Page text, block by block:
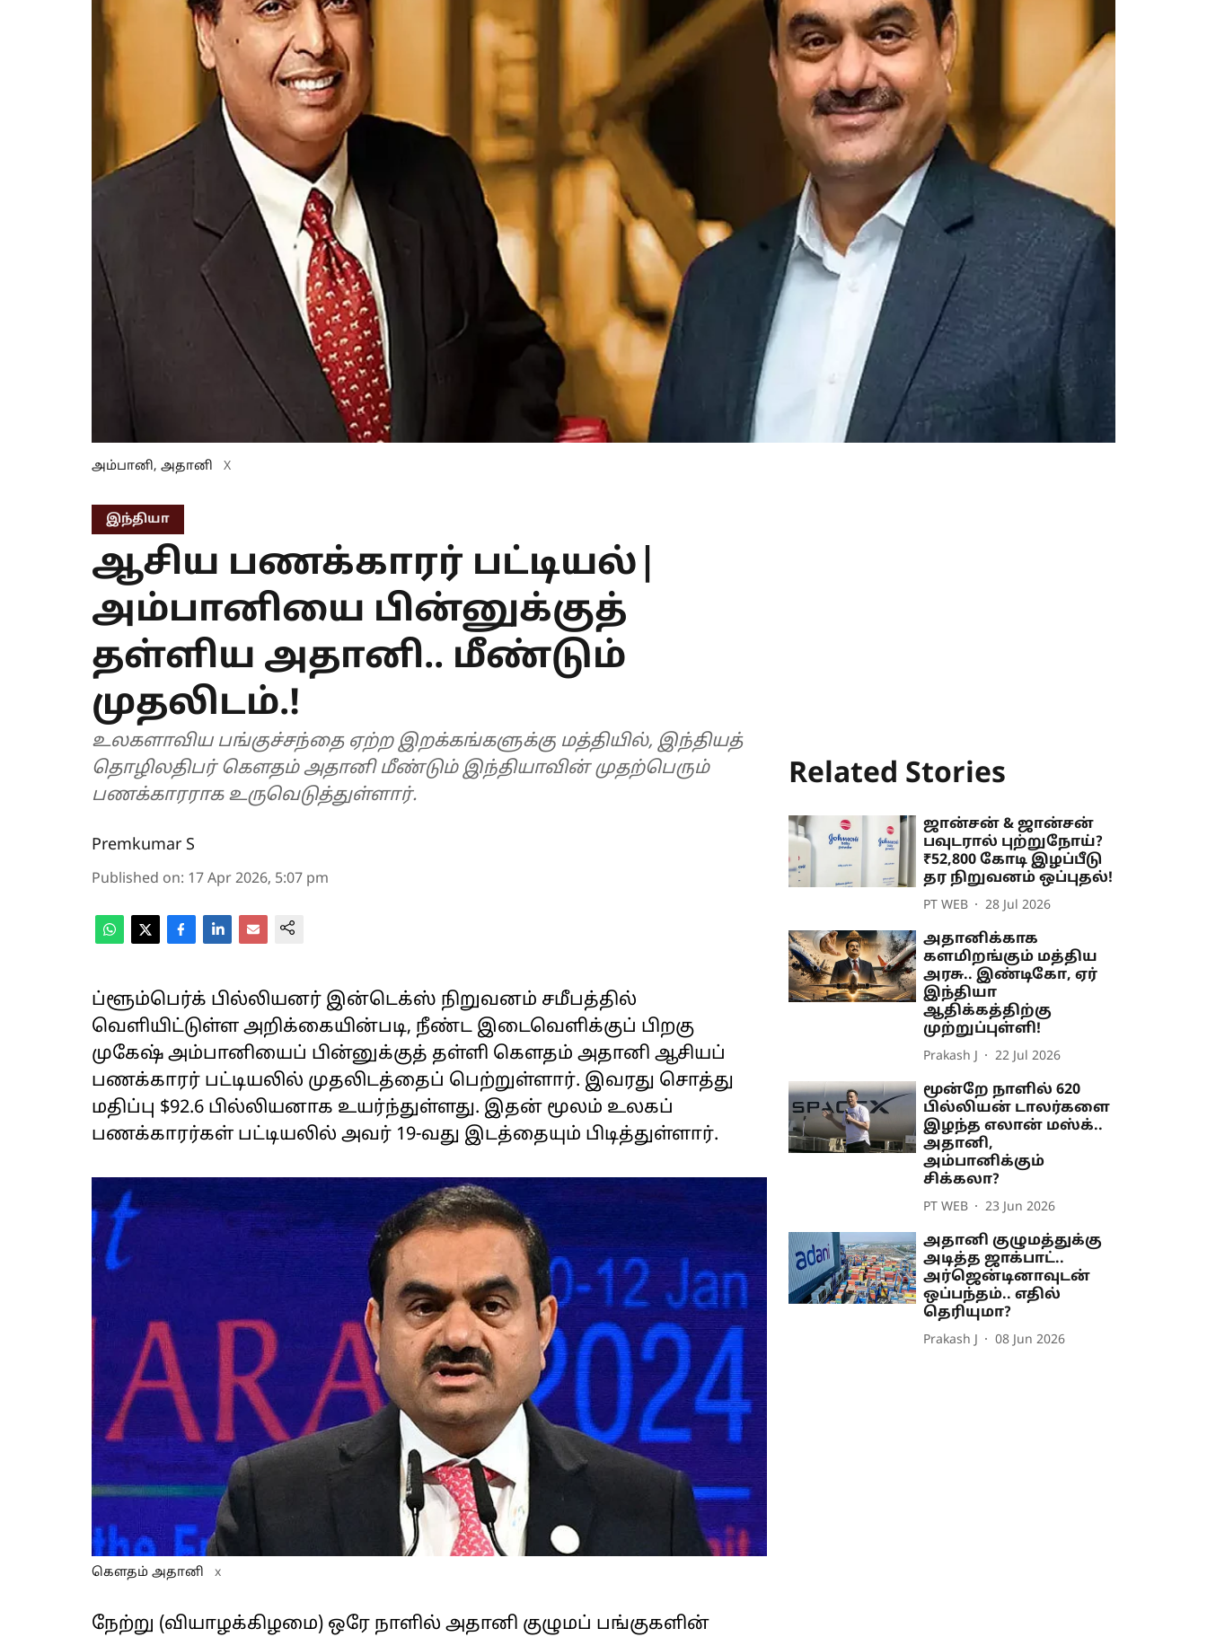
அம்பானி, அதானி X
இந்தியா
ஆசிய பணக்காரர் பட்டியல்|
அம்பானியை பின்னுக்குத்
தள்ளிய அதானி.. மீண்டும்
முதலிடம்.!
உலகளாவிய பங்குச்சந்தை ஏற்ற இறக்கங்களுக்கு மத்தியில், இந்தியத்
தொழிலதிபர் கௌதம் அதானி மீண்டும் இந்தியாவின் முதற்பெரும்
பணக்காரராக உருவெடுத்துள்ளார்.
Premkumar S
Published on: 17 Apr 2026, 5:07 pm
ப்ளூம்பெர்க் பில்லியனர் இன்டெக்ஸ் நிறுவனம் சமீபத்தில்
வெளியிட்டுள்ள அறிக்கையின்படி, நீண்ட இடைவெளிக்குப் பிறகு
முகேஷ் அம்பானியைப் பின்னுக்குத் தள்ளி கௌதம் அதானி ஆசியப்
பணக்காரர் பட்டியலில் முதலிடத்தைப் பெற்றுள்ளார். இவரது சொத்து
மதிப்பு $92.6 பில்லியனாக உயர்ந்துள்ளது. இதன் மூலம் உலகப்
பணக்காரர்கள் பட்டியலில் அவர் 19-வது இடத்தையும் பிடித்துள்ளார்.
கௌதம் அதானி x
நேற்று (வியாழக்கிழமை) ஒரே நாளில் அதானி குழுமப் பங்குகளின்
Related Stories
ஜான்சன் & ஜான்சன்
பவுடரால் புற்றுநோய்?
₹52,800 கோடி இழப்பீடு
தர நிறுவனம் ஒப்புதல்!
PT WEB 28 Jul 2026
அதானிக்காக
களமிறங்கும் மத்திய
அரசு.. இண்டிகோ, ஏர்
இந்தியா
ஆதிக்கத்திற்கு
முற்றுப்புள்ளி!
Prakash J 22 Jul 2026
மூன்றே நாளில் 620
பில்லியன் டாலர்களை
இழந்த எலான் மஸ்க்..
அதானி,
அம்பானிக்கும்
சிக்கலா?
PT WEB 23 Jun 2026
அதானி குழுமத்துக்கு
அடித்த ஜாக்பாட்..
அர்ஜென்டினாவுடன்
ஒப்பந்தம்.. எதில்
தெரியுமா?
Prakash J 08 Jun 2026